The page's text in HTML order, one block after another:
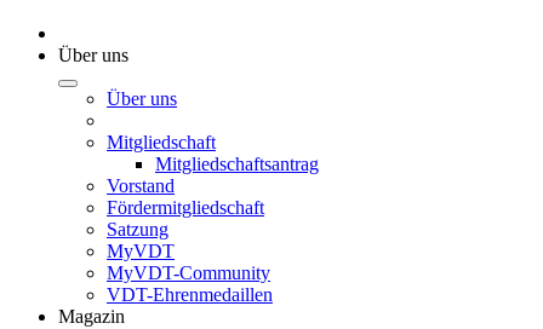
Über uns
Über uns
Mitgliedschaft
Mitgliedschaftsantrag
Vorstand
Fördermitgliedschaft
Satzung
MyVDT
MyVDT-Community
VDT-Ehrenmedaillen
Magazin